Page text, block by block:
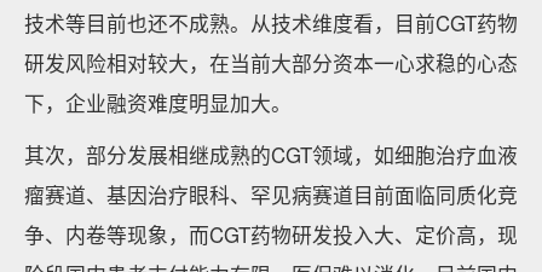
数据来源：动脉橙产业智库，蛋壳研究院
其中，先通医药靠一己之力提升了2023年整个核药赛
道的融资热度。 于2023年7月获得超11亿元的大额融
资，背后投资者众多，包括近20家来自众多国家队、
产业集团和知名投资机构共同参与投资。
2023年先通医药在业务方面亦表现出色。其旗下首个